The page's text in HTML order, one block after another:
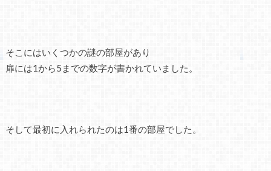
そこにはいくつかの謎の部屋があり
扉には1から5までの数字が書かれていました。
そして最初に入れられたのは1番の部屋でした。